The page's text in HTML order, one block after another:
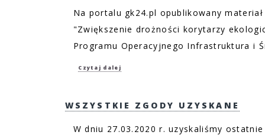
Na portalu gk24.pl opublikowany
"Zwiększenie drożności korytarzy
Programu Operacyjnego Infrastruktura i
Czytaj dalej
WSZYSTKIE ZGODY UZYSKANE
W dniu 27.03.2020 r. uzyskaliśmy